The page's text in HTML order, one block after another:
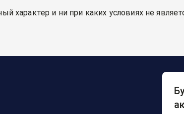
характер и ни при каких условиях не